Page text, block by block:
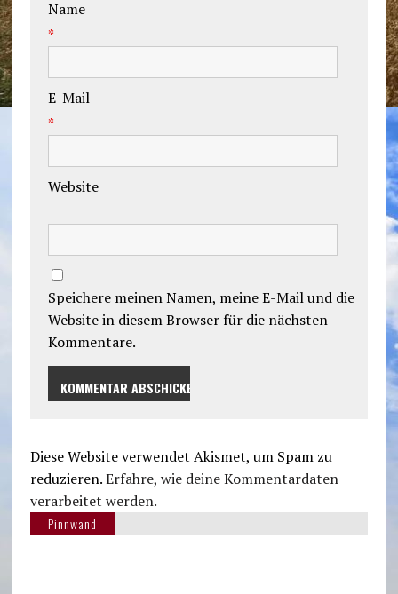
Name
*
E-Mail
*
Website
Speichere meinen Namen, meine E-Mail und die
Website in diesem Browser für die nächsten
Kommentare.
Diese Website verwendet Akismet, um Spam zu
reduzieren.Erfahre, wie deine Kommentardaten
verarbeitet werden.
Pinnwand